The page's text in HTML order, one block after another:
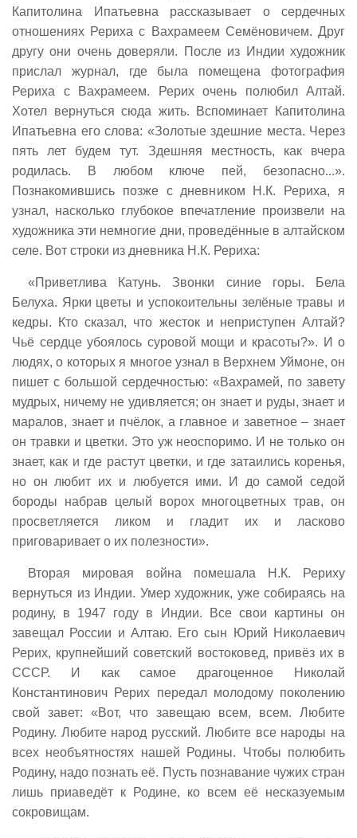
Капитолина Ипатьевна рассказывает о сердечных
отношениях Рериха с Вахрамеем Семёновичем. Друг
другу они очень доверяли. После из Индии художник
прислал журнал, где была помещена фотография
Рериха с Вахрамеем. Рерих очень полюбил Алтай.
Хотел вернуться сюда жить. Вспоминает Капитолина
Ипатьевна его слова: «Золотые здешние места. Через
пять лет будем тут. Здешняя местность, как вчера
родилась. В любом ключе пей, безопасно...».
Познакомившись позже с дневником Н.К. Рериха, я
узнал, насколько глубокое впечатление произвели на
художника эти немногие дни, проведённые в алтайском
селе. Вот строки из дневника Н.К. Рериха:
«Приветлива Катунь. Звонки синие горы. Бела
Белуха. Ярки цветы и успокоительны зелёные травы и
кедры. Кто сказал, что жесток и неприступен Алтай?
Чьё сердце убоялось суровой мощи и красоты?». И о
людях, о которых я многое узнал в Верхнем Уймоне, он
пишет с большой сердечностью: «Вахрамей, по завету
мудрых, ничему не удивляется; он знает и руды, знает и
маралов, знает и пчёлок, а главное и заветное – знает
он травки и цветки. Это уж неоспоримо. И не только он
знает, как и где растут цветки, и где затаились коренья,
но он любит их и любуется ими. И до самой седой
бороды набрав целый ворох многоцветных трав, он
просветляется ликом и гладит их и ласково
приговаривает о их полезности».
Вторая мировая война помешала Н.К. Рериху
вернуться из Индии. Умер художник, уже собираясь на
родину, в 1947 году в Индии. Все свои картины он
завещал России и Алтаю. Его сын Юрий Николаевич
Рерих, крупнейший советский востоковед, привёз их в
СССР. И как самое драгоценное Николай
Константинович Рерих передал молодому поколению
свой завет: «Вот, что завещаю всем, всем. Любите
Родину. Любите народ русский. Любите все народы на
всех необъятностях нашей Родины. Чтобы полюбить
Родину, надо познать её. Пусть познавание чужих стран
лишь приaведёт к Родине, ко всем её несказуемым
сокровищам.